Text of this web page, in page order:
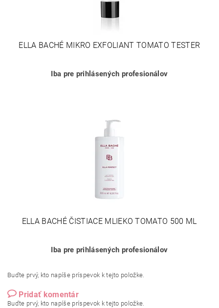
ELLA BACHÉ MIKRO EXFOLIANT TOMATO TESTER
Iba pre prihlásených profesionálov
ELLA BACHÉ ČISTIACE MLIEKO TOMATO 500 ML
Iba pre prihlásených profesionálov
Buďte prvý, kto napíše príspevok k tejto položke.
Pridať komentár
Buďte prvý, kto napíše príspevok k tejto položke.